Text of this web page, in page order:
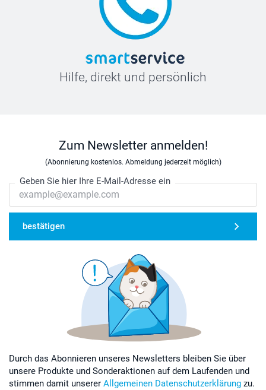
Hilfe, direkt und persönlich
Zum Newsletter anmelden!
(Abonnierung kostenlos. Abmeldung jederzeit möglich)
Geben Sie hier Ihre E-Mail-Adresse ein
bestätigen
Durch das Abonnieren unseres Newsletters bleiben Sie über
unsere Produkte und Sonderaktionen auf dem Laufenden und
stimmen damit unserer Allgemeinen Datenschutzerklärung zu.